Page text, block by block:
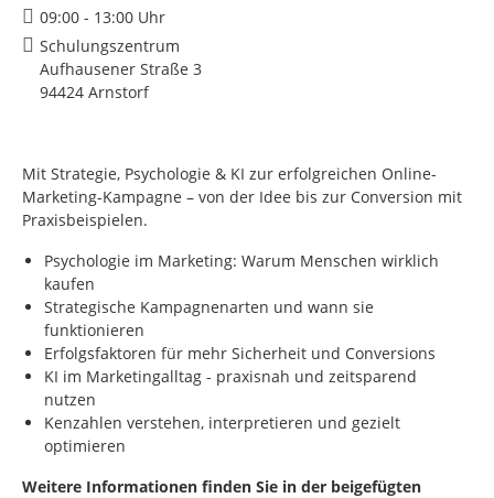
09:00 - 13:00 Uhr
Schulungszentrum
Aufhausener Straße 3
94424 Arnstorf
Mit Strategie, Psychologie & KI zur erfolgreichen Online-
Marketing-Kampagne – von der Idee bis zur Conversion mit
Praxisbeispielen.
Psychologie im Marketing: Warum Menschen wirklich
kaufen
Strategische Kampagnenarten und wann sie
funktionieren
Erfolgsfaktoren für mehr Sicherheit und Conversions
KI im Marketingalltag - praxisnah und zeitsparend
nutzen
Kenzahlen verstehen, interpretieren und gezielt
optimieren
Weitere Informationen finden Sie in der beigefügten